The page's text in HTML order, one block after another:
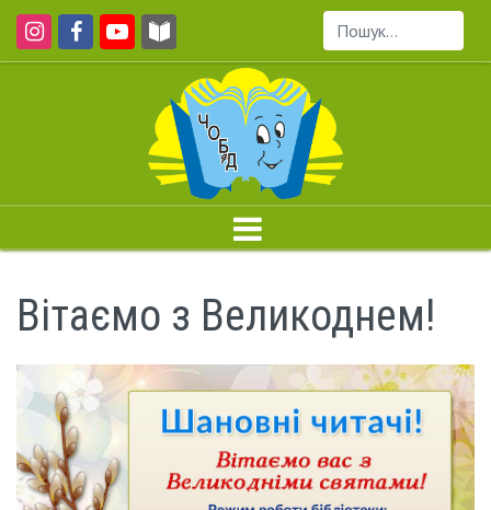
Пошук...
Вітаємо з Великоднем!